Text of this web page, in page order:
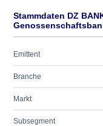
Stammdaten DZ
Emittent
Branche
Markt
Subsegment